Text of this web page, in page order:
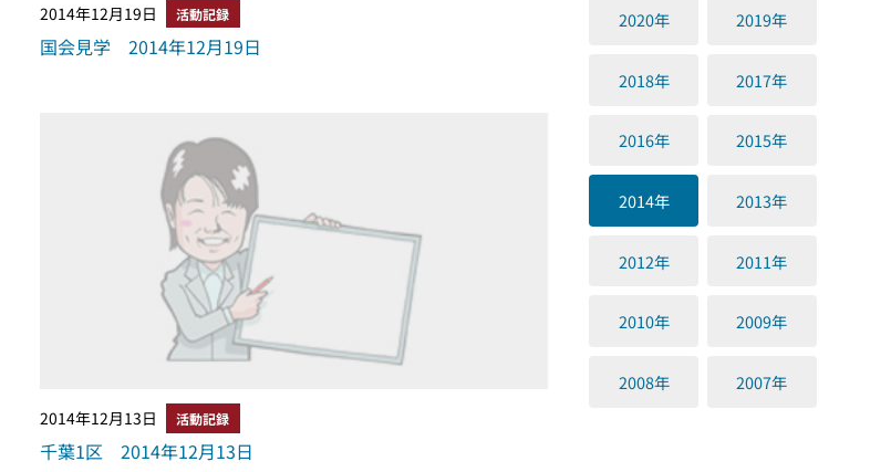
2014年12月19日 活動記録
国会見学 2014年12月19日
2014年12月13日 活動記録
千葉1区 2014年12月13日
2020年 2019年
2018年 2017年
2016年 2015年
2014年 2013年
2012年 2011年
2010年 2009年
2008年 2007年